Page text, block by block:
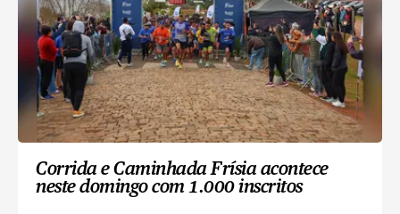
Corrida e Caminhada Frísia acontece
neste domingo com 1.000 inscritos